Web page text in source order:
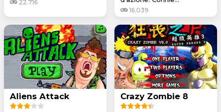
22.716
16.039
Aliens Attack Crazy Zombie 8